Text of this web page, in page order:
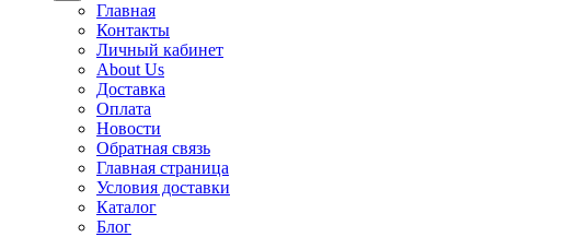
Главная
Контакты
Личный кабинет
About Us
Доставка
Оплата
Новости
Обратная связь
Главная страница
Условия доставки
Каталог
Блог